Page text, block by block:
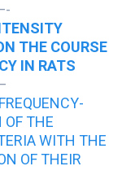
THE COURSE
IN RATS
OF THE
WITH THE
OF THEIR